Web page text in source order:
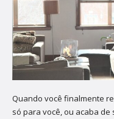
Quando você finalmente
só para você, ou acaba